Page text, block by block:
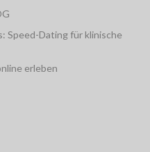
Speed-Dating für klinische
erleben